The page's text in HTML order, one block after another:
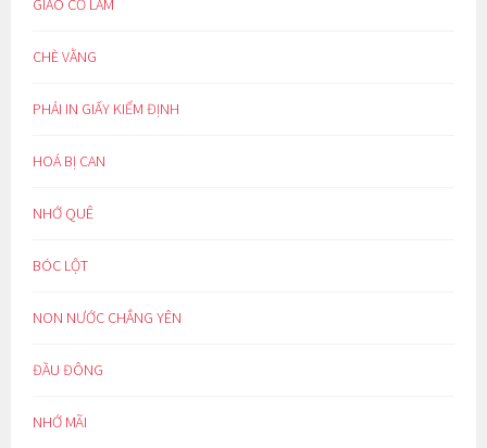
GIẢO CỔ LAM
CHÈ VẰNG
PHẢI IN GIẤY KIỂM ĐỊNH
HOÁ BỊ CAN
NHỚ QUÊ
BÓC LỘT
NON NƯỚC CHẲNG YÊN
ĐẦU ĐÔNG
NHỚ MÃI